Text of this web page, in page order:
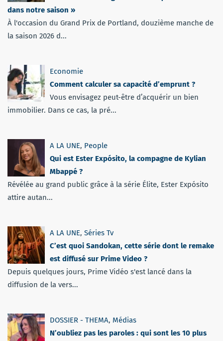
dans notre saison »
À l'occasion du Grand Prix de Portland, douzième manche de
la saison 2026 d...
Economie
Comment calculer sa capacité d’emprunt ?
Vous envisagez peut-être d’acquérir un bien
immobilier. Dans ce cas, la pré...
A LA UNE, People
Qui est Ester Expósito, la compagne de Kylian
Mbappé ?
Révélée au grand public grâce à la série Élite, Ester Expósito
attire autan...
A LA UNE, Séries Tv
C’est quoi Sandokan, cette série dont le remake
est diffusé sur Prime Video ?
Depuis quelques jours, Prime Vidéo s'est lancé dans la
diffusion de la vers...
DOSSIER - THEMA, Médias
N’oubliez pas les paroles : qui sont les 10 plus